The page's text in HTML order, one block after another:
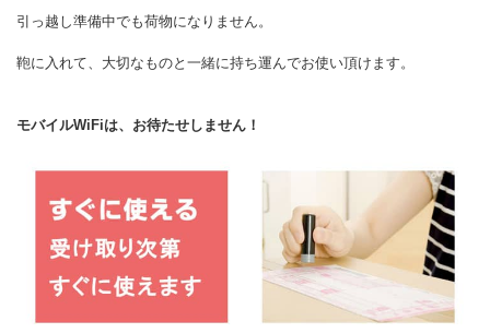
引っ越し準備中でも荷物になりません。
鞄に入れて、大切なものと一緒に持ち運んでお使い頂けます。
モバイルWiFiは、お待たせしません！